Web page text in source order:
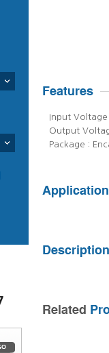
Input
Output
Package :